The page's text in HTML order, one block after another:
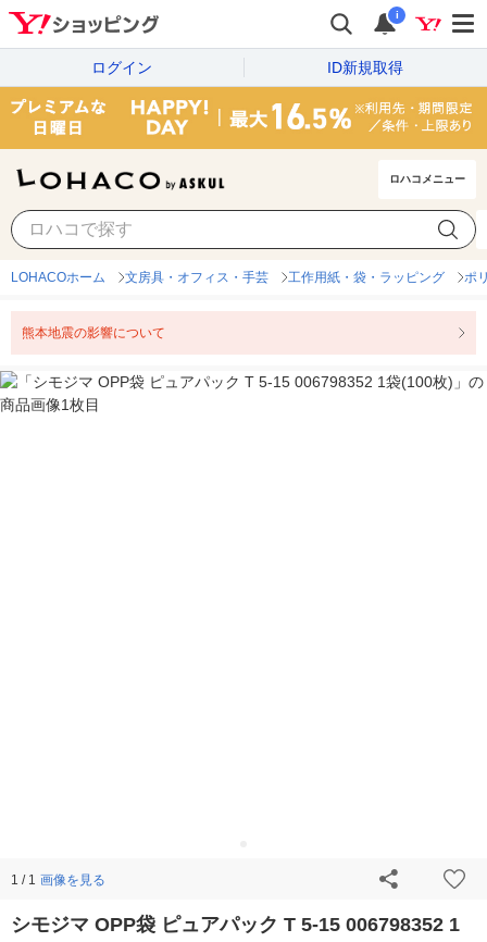
i
ログイン ID新規取得
ロハコメニュー
LOHACOホーム 文房具・オフィス・手芸 工作用紙・袋・ラッピング ポ
熊本地震の影響について
1 / 1 画像を見る
シモジマ OPP袋 ピュアパック T 5-15 006798352 1